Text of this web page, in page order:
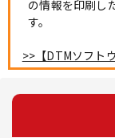
の情報を印刷し
す。
>>【DTMソフト